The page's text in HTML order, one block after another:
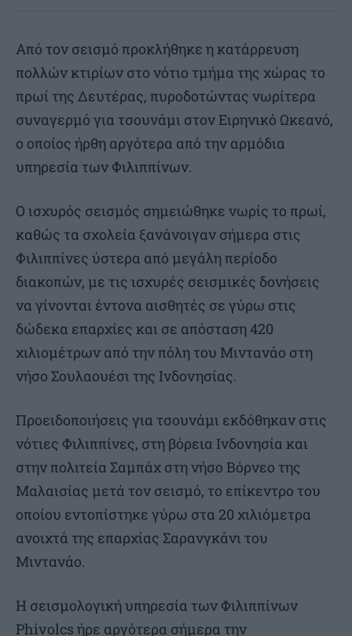
Από τον σεισμό προκλήθηκε η κατάρρευση
πολλών κτιρίων στο νότιο τμήμα της χώρας το
πρωί της Δευτέρας, πυροδοτώντας νωρίτερα
συναγερμό για τσουνάμι στον Ειρηνικό Ωκεανό,
ο οποίος ήρθη αργότερα από την αρμόδια
υπηρεσία των Φιλιππίνων.
⁠Ο ισχυρός σεισμός σημειώθηκε νωρίς το πρωί,
καθώς τα σχολεία ξανάνοιγαν σήμερα στις
Φιλιππίνες ύστερα από μεγάλη περίοδο
διακοπών, με τις ισχυρές σεισμικές δονήσεις
να γίνονται έντονα αισθητές σε γύρω στις
δώδεκα επαρχίες και σε απόσταση 420
χιλιομέτρων από την πόλη του Μιντανάο στη
νήσο Σουλαουέσι της Ινδονησίας.
Προειδοποιήσεις για τσουνάμι εκδόθηκαν στις
νότιες Φιλιππίνες, στη βόρεια Ινδονησία και
στην πολιτεία Σαμπάχ στη νήσο Βόρνεο της
Μαλαισίας μετά τον σεισμό, το επίκεντρο του
οποίου εντοπίστηκε γύρω στα 20 χιλιόμετρα
ανοιχτά της επαρχίας Σαρανγκάνι του
Μιντανάο.
Η σεισμολογική υπηρεσία των Φιλιππίνων
Phivolcs ήρε αργότερα σήμερα την